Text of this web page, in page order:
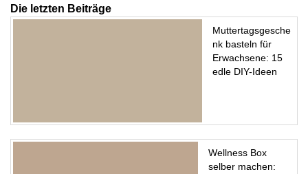
Die letzten Beiträge
Muttertagsgesche
nk basteln für
Erwachsene: 15
edle DIY-Ideen
Wellness Box
selber machen: